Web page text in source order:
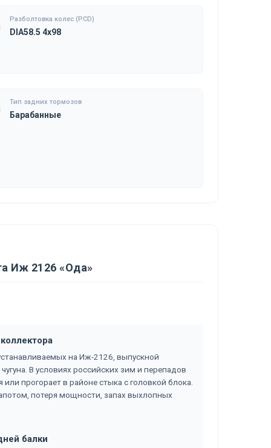
Разболтовка колес (PCD)
DIA58.5 4x98
Тип задних тормозов
Барабанные
Иж 2126 «Ода»
на Иж-2126, выпускной
В условиях российских зим и перепадов
или прогорает в районе стыка с головкой блока.
потеря мощности, запах выхлопных
балки